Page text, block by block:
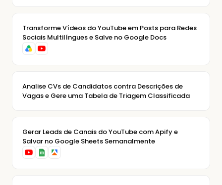
Transforme Vídeos do YouTube em Posts para Redes
Sociais Multilíngues e Salve no Google Docs
Analise CVs de Candidatos contra Descrições de
Vagas e Gere uma Tabela de Triagem Classificada
Gerar Leads de Canais do YouTube com Apify e
Salvar no Google Sheets Semanalmente